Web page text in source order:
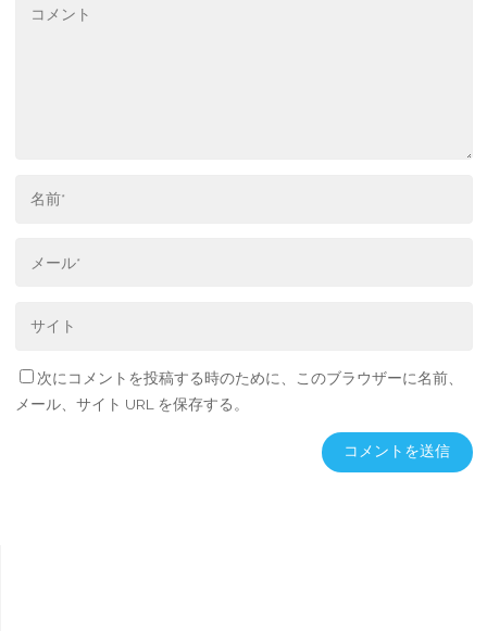
次にコメントを投稿する時のために、このブラウザーに名前、
メール、サイト URL を保存する。